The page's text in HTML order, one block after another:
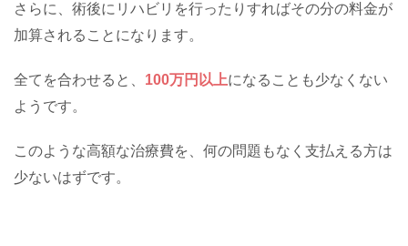
さらに、術後にリハビリを行ったりすればその分の料金が
加算されることになります。
全てを合わせると、 100万円以上になることも少なくない
ようです。
このような高額な治療費を、何の問題もなく支払える方は
少ないはずです。